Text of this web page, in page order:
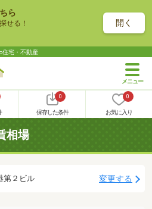
ら
せる！ 開く
住宅・不動産
0
保存した条件
0
お気に入り
相場
第２ビル 変更する